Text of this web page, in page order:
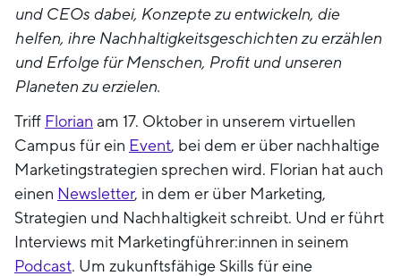
und CEOs dabei, Konzepte zu entwickeln, die
helfen, ihre Nachhaltigkeitsgeschichten zu erzählen
und Erfolge für Menschen, Profit und unseren
Planeten zu erzielen.
Triff Florian am 17. Oktober in unserem virtuellen
Campus für ein Event, bei dem er über nachhaltige
Marketingstrategien sprechen wird. Florian hat auch
einen Newsletter, in dem er über Marketing,
Strategien und Nachhaltigkeit schreibt. Und er führt
Interviews mit Marketingführer:innen in seinem
Podcast. Um zukunftsfähige Skills für eine